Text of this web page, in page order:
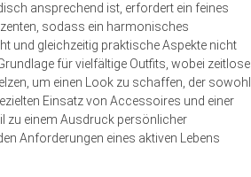
ansprechend ist, erfordert ein feines
sodass ein harmonisches
und gleichzeitig praktische Aspekte nicht
für vielfältige Outfits, wobei zeitlose
um einen Look zu schaffen, der sowohl
Einsatz von Accessoires und einer
zu einem Ausdruck persönlicher
Anforderungen eines aktiven Lebens